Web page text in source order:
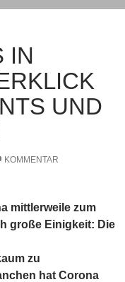
IN
UND
KOMMENTAR
mittlerweile zum
große Einigkeit: Die
zu
hat Corona